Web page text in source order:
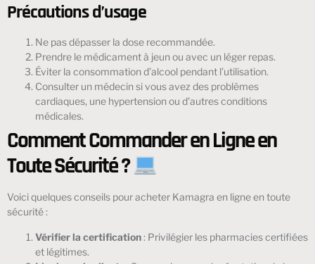
Précautions d’usage
Ne pas dépasser la dose recommandée.
Prendre le médicament à jeun ou avec un léger repas.
Éviter la consommation d’alcool pendant l’utilisation.
Consulter un médecin si vous avez des problèmes
cardiaques, une hypertension ou d’autres conditions
médicales.
Comment Commander en Ligne en
Toute Sécurité ?
Voici quelques conseils pour acheter Kamagra en ligne en toute
sécurité :
Vérifier la certification: Privilégier les pharmacies certifiées
et légitimes.